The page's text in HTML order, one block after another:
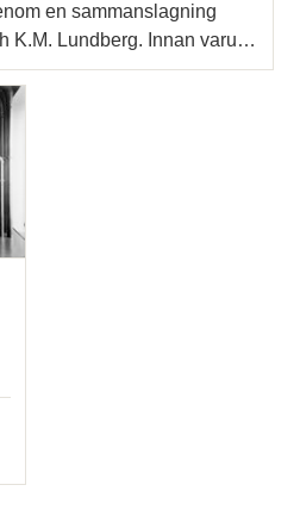
en sammanslagning
K.M. Lundberg. Innan varu…